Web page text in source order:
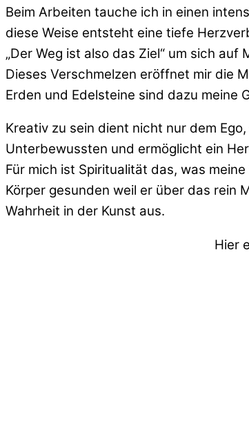
Beim Arbeiten tauche ich in einen
diese Weise entsteht eine tiefe
„Der Weg ist also das Ziel“ um sich
Dieses Verschmelzen eröffnet mir die
Erden und Edelsteine sind dazu meine
Kreativ zu sein dient nicht nur dem
Unterbewussten und ermöglicht ein
Für mich ist Spiritualität das, was
Körper gesunden weil er über das rein
Wahrheit in der Kunst aus.
Hier